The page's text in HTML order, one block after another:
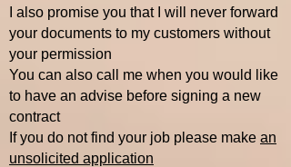
I also promise you that I will never forward
your documents to my customers without
your permission
You can also call me when you would like
to have an advise before signing a new
contract
If you do not find your job please make an
unsolicited application